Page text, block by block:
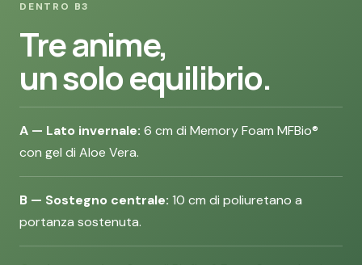
DENTRO B3
Tre anime,
un solo equilibrio.
A — Lato invernale: 6 cm di Memory Foam MFBio®
con gel di Aloe Vera.
B — Sostegno centrale: 10 cm di poliuretano a
portanza sostenuta.